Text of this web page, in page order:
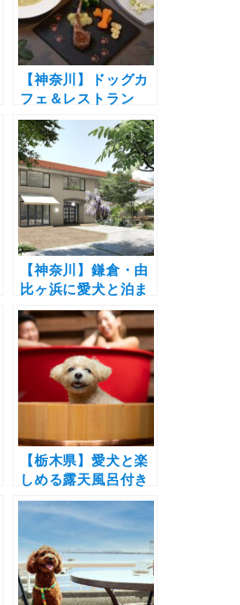
【神奈川】ドッグカ
フェ＆レストラン
「Latere Garden」
から愛犬と楽しめる
季節の創作ディナー
コースが誕生！豪華
賞品が当たる1周年
大感謝祭も
【神奈川】鎌倉・由
比ヶ浜に愛犬と泊ま
れるオーベルジュ
OPEN | 100席ある
テラス席レストラン
もペット可で犬用メ
ニューも♪「BIRD
HOTEL – GARDEN
月20日オープン
【栃木県】愛犬と楽
しめる露天風呂付き
新客室が「ホテル フ
ォレストヒルズ那
須」に登場！わんち
ゃん専用の露天風呂
も